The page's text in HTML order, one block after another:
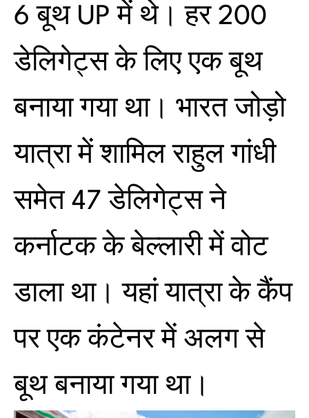
6 बूथ UP में थे। हर 200
डेलिगेट्स के लिए एक बूथ
बनाया गया था। भारत जोड़ो
यात्रा में शामिल राहुल गांधी
समेत 47 डेलिगेट्स ने
कर्नाटक के बेल्लारी में वोट
डाला था। यहां यात्रा के कैंप
पर एक कंटेनर में अलग से
बूथ बनाया गया था।